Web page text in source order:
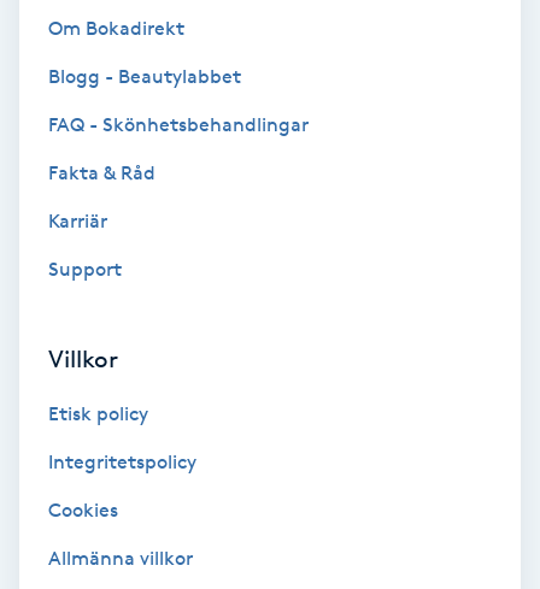
Liktornar
Lymfmassage
Om Bokadirekt
Blogg - Beautylabbet
FAQ - Skönhetsbehandlingar
Fakta & Råd
Karriär
Support
Villkor
Etisk policy
Integritetspolicy
Cookies
Allmänna villkor